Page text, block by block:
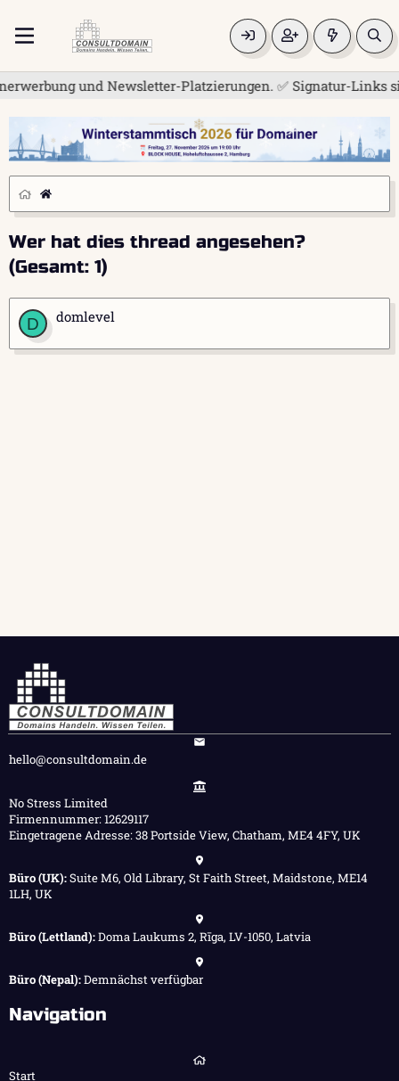
und Newsletter-Platzierungen. ✅ Signatur-Links
Wer hat dies thread angesehen?
(Gesamt: 1)
D domlevel
hello@consultdomain.de
No Stress Limited
Firmennummer: 12629117
Eingetragene Adresse: 38 Portside View, Chatham, ME4 4FY, UK
Büro (UK):Suite M6, Old Library, St Faith Street, Maidstone, ME14
1LH, UK
Büro (Lettland):Doma Laukums 2, Rīga, LV-1050, Latvia
Büro (Nepal):Demnächst verfügbar
Navigation
Start